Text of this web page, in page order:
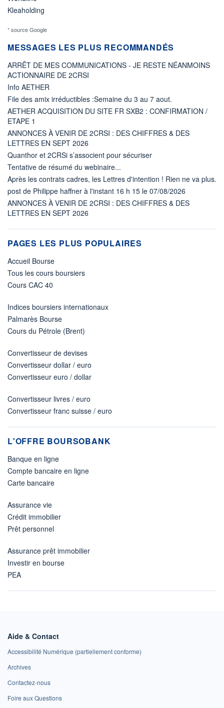
Kleaholding
* source Google
MESSAGES LES PLUS RECOMMANDÉS
ARRÊT DE MES COMMUNICATIONS - JE RESTE NÉANMOINS
ACTIONNAIRE DE 2CRSI
Info AETHER
File des amix irréductibles :Semaine du 3 au 7 aout.
AETHER ACQUISITION DU SITE FR SXB2 : CONFIRMATION /
ETAPE 1
ANNONCES À VENIR DE 2CRSI : DES CHIFFRES & DES
LETTRES EN SEPT 2026
Quanthor et 2CRSi s’associent pour sécuriser
Tentative de résumé du webinaire...
Après les contrats cadres, les Lettres d'intention ! Rien ne va plus.
post de Philippe haffner à l'instant 16 h 15 le 07/08/2026
ANNONCES À VENIR DE 2CRSI : DES CHIFFRES & DES
LETTRES EN SEPT 2026
PAGES LES PLUS POPULAIRES
Accueil Bourse
Tous les cours boursiers
Cours CAC 40
Indices boursiers internationaux
Palmarès Bourse
Cours du Pétrole (Brent)
Convertisseur de devises
Convertisseur dollar / euro
Convertisseur euro / dollar
Convertisseur livres / euro
Convertisseur franc suisse / euro
L'OFFRE BOURSOBANK
Banque en ligne
Compte bancaire en ligne
Carte bancaire
Assurance vie
Crédit immobilier
Prêt personnel
Assurance prêt immobilier
Investir en bourse
PEA
Aide & Contact
Accessibilité Numérique (partiellement conforme)
Archives
Contactez-nous
Foire aux Questions